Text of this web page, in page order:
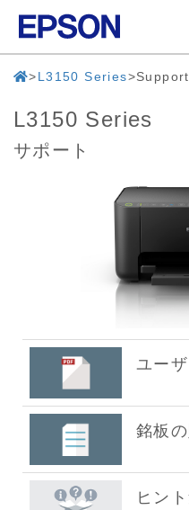
L3150 Series Support
L3150 Series
サポート